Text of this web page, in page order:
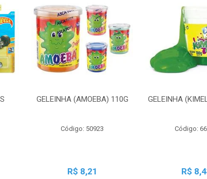
GELEINHA (AMOEBA) 110G
Código: 50923
R$ 8,21
GELEINHA
Código:
R$